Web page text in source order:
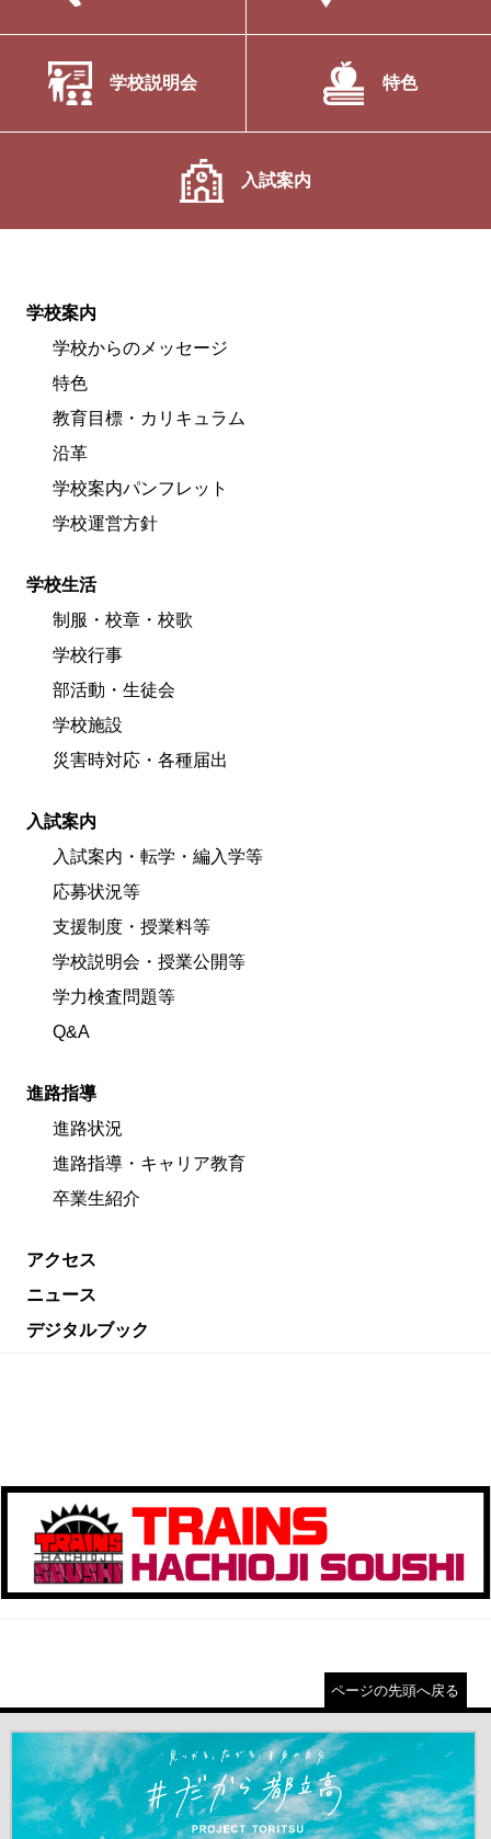
学校説明会 特色
入試案内
学校案内
学校からのメッセージ
特色
教育目標・カリキュラム
沿革
学校案内パンフレット
学校運営方針
学校生活
制服・校章・校歌
学校行事
部活動・生徒会
学校施設
災害時対応・各種届出
入試案内
入試案内・転学・編入学等
応募状況等
支援制度・授業料等
学校説明会・授業公開等
学力検査問題等
Q&A
進路指導
進路状況
進路指導・キャリア教育
卒業生紹介
アクセス
ニュース
デジタルブック
ページの先頭へ戻る
＃だから都立高（別ウインドウが開きます）